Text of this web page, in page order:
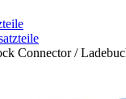
Connector /